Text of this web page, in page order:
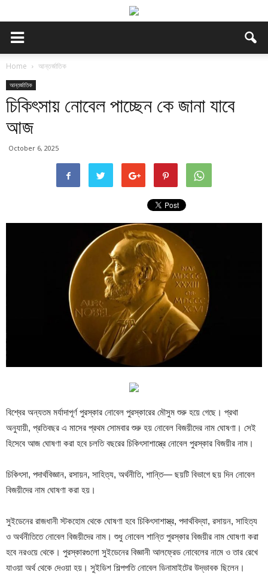
Home আন্তর্জাতিক
আন্তর্জাতিক
চিকিৎসায় নোবেল পাচ্ছেন কে জানা যাবে
আজ
October 6, 2025
বিশ্বের অন্যতম মর্যাদাপূর্ণ পুরস্কার নোবেল পুরস্কারের মৌসুম শুরু হয়ে গেছে। প্রথা
অনুযায়ী, প্রতিবছর এ মাসের প্রথম সোমবার শুরু হয় নোবেল বিজয়ীদের নাম ঘোষণা। সেই
হিসেবে আজ ঘোষণা করা হবে চলতি বছরের চিকিৎসাশাস্ত্রে নোবেল পুরস্কার বিজয়ীর নাম।
চিকিৎসা, পদার্থবিজ্ঞান, রসায়ন, সাহিত্য, অর্থনীতি, শান্তি— ছয়টি বিভাগে ছয় দিন নোবেল
বিজয়ীদের নাম ঘোষণা করা হয়।
সুইডেনের রাজধানী স্টকহোম থেকে ঘোষণা হবে চিকিৎসাশাস্ত্র, পদার্থবিদ্যা, রসায়ন, সাহিত্য
ও অর্থনীতিতে নোবেল বিজয়ীদের নাম। শুধু নোবেল শান্তি পুরস্কার বিজয়ীর নাম ঘোষণা করা
হবে নরওয়ে থেকে। পুরস্কারগুলো সুইডেনের বিজ্ঞানী আলফ্রেড নোবেলের নামে ও তার রেখে
যাওয়া অর্থ থেকে দেওয়া হয়। সুইডিশ শিল্পপতি নোবেল ডিনামাইটের উদ্ভাবক ছিলেন।